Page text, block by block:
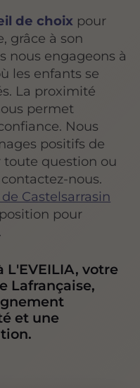
de choix pour
grâce à son
nous engageons à
les enfants se
La proximité
permet
Nous
positifs de
toute question ou
nous.
Castelsarrasin
pour
L'EVEILIA, votre
Lafrançaise,
et une